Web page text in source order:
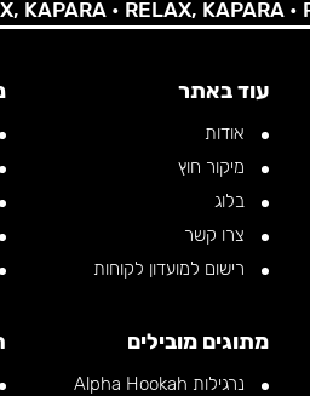
•RELAX, KAPARA •
עוד באתר
אודות
מיקור חוץ
בלוג
צרו קשר
רישום למועדון לקוחות
מתוגים מובילים
נרגילות Alpha Hookah